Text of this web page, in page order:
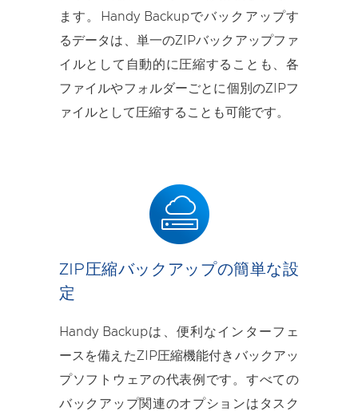
ます。Handy Backupでバックアップす
るデータは、単一のZIPバックアップファ
イルとして自動的に圧縮することも、各
ファイルやフォルダーごとに個別のZIPフ
ァイルとして圧縮することも可能です。
ZIP圧縮バックアップの簡単な設
定
Handy Backupは、便利なインターフェ
ースを備えたZIP圧縮機能付きバックアッ
プソフトウェアの代表例です。すべての
バックアップ関連のオプションはタスク